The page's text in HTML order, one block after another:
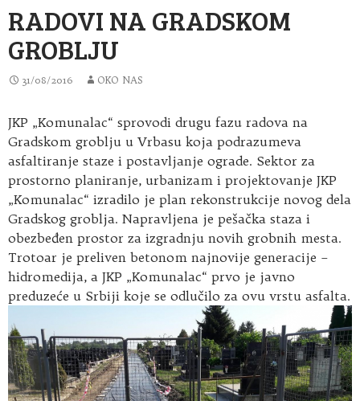
RADOVI NA GRADSKOM
GROBLJU
31/08/2016 OKO NAS
JKP „Komunalac“ sprovodi drugu fazu radova na
Gradskom groblju u Vrbasu koja podrazumeva
asfaltiranje staze i postavljanje ograde. Sektor za
prostorno planiranje, urbanizam i projektovanje JKP
„Komunalac“ izradilo je plan rekonstrukcije novog dela
Gradskog groblja. Napravljena je pešačka staza i
obezbeđen prostor za izgradnju novih grobnih mesta.
Trotoar je preliven betonom najnovije generacije –
hidromedija, a JKP „Komunalac“ prvo je javno
preduzeće u Srbiji koje se odlučilo za ovu vrstu asfalta.